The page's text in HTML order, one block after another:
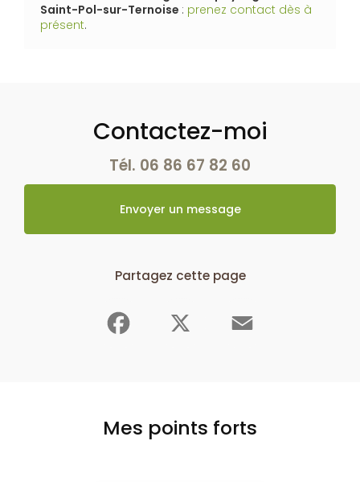
Saint-Pol-sur-Ternoise : prenez contact dès à
présent.
Contactez-moi
Tél. 06 86 67 82 60
Envoyer un message
Partagez cette page
Mes points forts